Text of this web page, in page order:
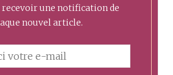
recevoir une notification de
nouvel article.